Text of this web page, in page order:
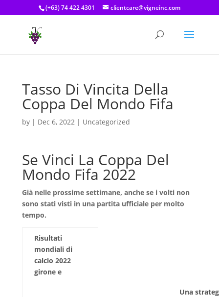
(+63) 74 422 4301 clientcare@vigneinc.com
Tasso Di Vincita Della
Coppa Del Mondo Fifa
by | Dec 6, 2022| Uncategorized
Se Vinci La Coppa Del
Mondo Fifa 2022
Già nelle prossime settimane, anche se i volti non
sono stati visti in una partita ufficiale per molto
tempo.
Risultati
mondiali di
calcio 2022
girone e
Una